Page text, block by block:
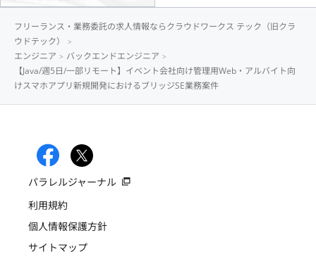
フリーランス・業務委託の求人情報ならクラウドワークス テック（旧クラ
ウドテック）
エンジニア
バックエンドエンジニア
【Java/週5日/一部リモート】イベント会社向け管理用Web・アルバイト向
けスマホアプリ新規開発におけるブリッジSE業務案件
パラレルジャーナル
利用規約
個人情報保護方針
サイトマップ